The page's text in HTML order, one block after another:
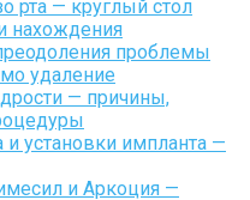
рта — круглый стол
нахождения
проблемы
удаление
— причины,
и установки импланта —
и Аркоция —